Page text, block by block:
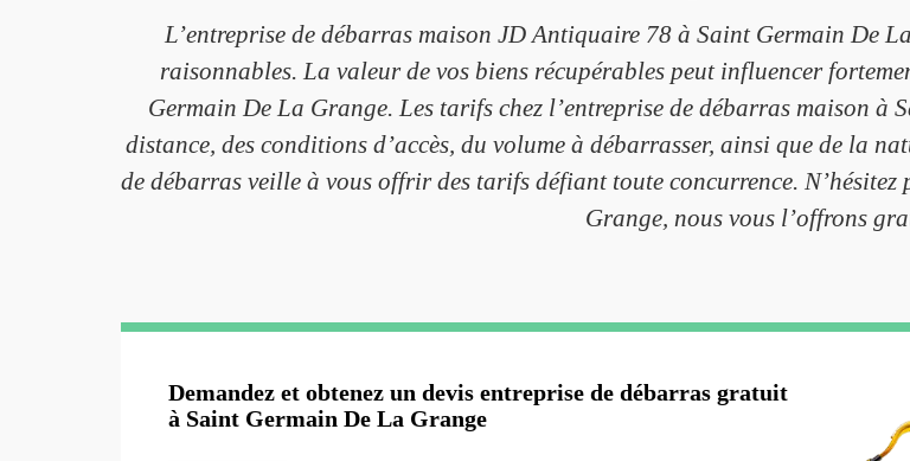
L’entreprise de débarras maison JD Antiquaire 78 à Saint Germain De
raisonnables. La valeur de vos biens récupérables peut influencer
Germain De La Grange. Les tarifs chez l’entreprise de débarras maison
distance, des conditions d’accès, du volume à débarrasser, ainsi que de la
de débarras veille à vous offrir des tarifs défiant toute concurrence.
Grange, nous vous l’offrons
Demandez et obtenez un devis entreprise de débarras gratuit
à Saint Germain De La Grange